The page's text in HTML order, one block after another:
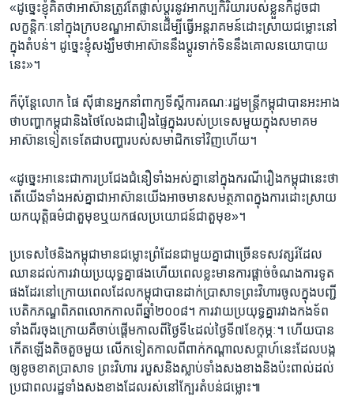
«ដូច្នេះខ្ញុំគិត​ថា​អាស៊ាន​ត្រូវតែ​ផ្លាស់​ប្តូរ​នូវ​អាកប្ប​កិរិយា​របស់​ខ្លួន​ក៏​ដូច​ជា​
លក្ខន្តិកៈ​នៅ​ក្នុង​ក្របខណ្ឌ​អាស៊ាន​ដើម្បី​ធ្វើ​អន្តរាគមន៍​ដោះស្រាយ​ជម្លោះ​នៅ​
ក្នុង​តំបន់។ ដូច្នេះ​ខ្ញុំ​សង្ឃឹម​ថា​អាស៊ាន​នឹង​ប្តូរ​ទាក់ទិន​នឹង​គោល​នយោបាយ​
នេះ»។
ក៏​ប៉ុន្តែ​លោក​ ផៃ ​ស៊ីផាន​អ្នក​នាំ​ពាក្យ​ទីស្តីការ​គណៈ​រដ្ឋមន្ត្រី​កម្ពុជា​បាន​អះអាង​
ថា​បញ្ហា​កម្ពុជា​និង​ថៃ​លែង​ជា​រឿង​ផ្ទៃក្នុង​របស់​ប្រទេស​មួយ​ក្នុង​សមាគម​
អាស៊ាន​ទៀត​ទេ​តែ​ជា​បញ្ហា​របស់​សមាជិក​ទៅវិញ​ហើយ។
«ដូច្នេះ​អានេះ​ជា​ការ​ប្រជែង​ជំនឿ​ទាំងអស់​គ្នា​នៅ​ក្នុង​ករណី​រឿង​កម្ពុជា​នេះ​ថា​
តើ​យើង​ទាំង​អស់​គ្នា​ជា​អាស៊ាន​យើង​អាច​មាន​សមត្ថភាព​ក្នុង​ការដោះ​ស្រាយ​
យក​យុត្តិធម៌ជា​តួ​មុខ​ឬ​យក​ផល​ប្រយោជន៍​ជា​តួ​មុខ»។
ប្រទេស​ថៃ​និង​កម្ពុជា​មាន​ជម្លោះ​ព្រំដែន​ជា​មួយ​គ្នា​ជា​ច្រើន​ទសវត្សរ៍​ដែល​
ឈាន​ដល់​ការវាយ​ប្រយុទ្ធ​គ្នា​ផង​ហើយ​ពេល​ខ្លះ​មាន​ការផ្តាច់​ចំណង​ការទូត​
ផង​ដែរ​នៅ​ក្រោយ​ពេល​ដែល​កម្ពុជា​បាន​ដាក់​ប្រាសាទ​ព្រះវិហារ​ចូល​ក្នុង​បញ្ជី​
បេតិកភណ្ឌ​ពិភព​លោក​កាល​ពី​ឆ្នាំ​២០០៨។​ ការវាយ​ប្រយុទ្ធ​គ្នា​រវាង​កងទ័ព​
ទាំង​ពីរ​ចុងក្រោយ​គឺ​ចាប់​ផ្តើម​កាល​ពី​ថ្ងៃទី​៤ដល់​ថ្ងៃទី៧​ខែកុម្ភៈ។ ហើយ​បាន​
កើត​ឡើង​តិច​តួច​មួយ​ លើក​ទៀត​កាល​ពី​ពាក់​កណ្តាល​សប្តាហ៍​នេះ​ដែល​បង្ក​
ឲ្យ​ខូច​ខាត​ប្រាសាទ ​ព្រះវិហារ ​របួស​និង​ស្លាប់​ទាំង​សង​ខាង​និង​ប៉ះពាល់​ដល់​
ប្រជា​ពលរដ្ឋ​ទាំង​សង​ខាង​ដែល​រស់​នៅ​ក្បែរ​តំបន់​ជម្លោះ៕